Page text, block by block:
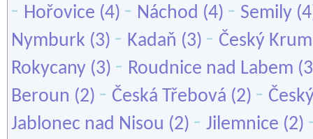
- Hořovice (4) - Náchod (4) - Semily
Nymburk (3) - Kadaň (3) - Český
Rokycany (3) - Roudnice nad Labem
Beroun (2) - Česká Třebová (2) -
Jablonec nad Nisou (2) - Jilemnice (2)